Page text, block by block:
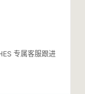
专属客服跟进